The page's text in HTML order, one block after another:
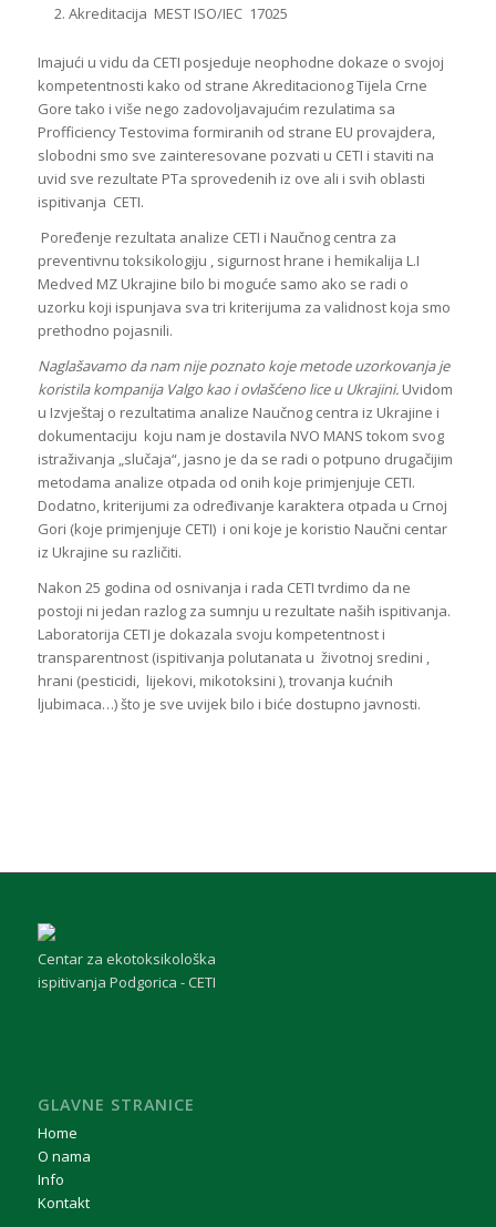
Akreditacija MEST ISO/IEC 17025
Imajući u vidu da CETI posjeduje neophodne dokaze o svojoj
kompetentnosti kako od strane Akreditacionog Tijela Crne
Gore tako i više nego zadovoljavajućim rezulatima sa
Profficiency Testovima formiranih od strane EU provajdera,
slobodni smo sve zainteresovane pozvati u CETI i staviti na
uvid sve rezultate PTa sprovedenih iz ove ali i svih oblasti
ispitivanja CETI.
Poređenje rezultata analize CETI i Naučnog centra za
preventivnu toksikologiju , sigurnost hrane i hemikalija L.I
Medved MZ Ukrajine bilo bi moguće samo ako se radi o
uzorku koji ispunjava sva tri kriterijuma za validnost koja smo
prethodno pojasnili.
Naglašavamo da nam nije poznato koje metode uzorkovanja je
koristila kompanija Valgo kao i ovlašćeno lice u Ukrajini.Uvidom
u Izvještaj o rezultatima analize Naučnog centra iz Ukrajine i
dokumentaciju koju nam je dostavila NVO MANS tokom svog
istraživanja „slučaja“, jasno je da se radi o potpuno drugačijim
metodama analize otpada od onih koje primjenjuje CETI.
Dodatno, kriterijumi za određivanje karaktera otpada u Crnoj
Gori (koje primjenjuje CETI) i oni koje je koristio Naučni centar
iz Ukrajine su različiti.
Nakon 25 godina od osnivanja i rada CETI tvrdimo da ne
postoji ni jedan razlog za sumnju u rezultate naših ispitivanja.
Laboratorija CETI je dokazala svoju kompetentnost i
transparentnost (ispitivanja polutanata u životnoj sredini ,
hrani (pesticidi, lijekovi, mikotoksini ), trovanja kućnih
ljubimaca…) što je sve uvijek bilo i biće dostupno javnosti.
Centar za ekotoksikološka
ispitivanja Podgorica - CETI
GLAVNE STRANICE
Home
O nama
Info
Kontakt